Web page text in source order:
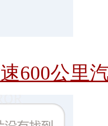
600公里